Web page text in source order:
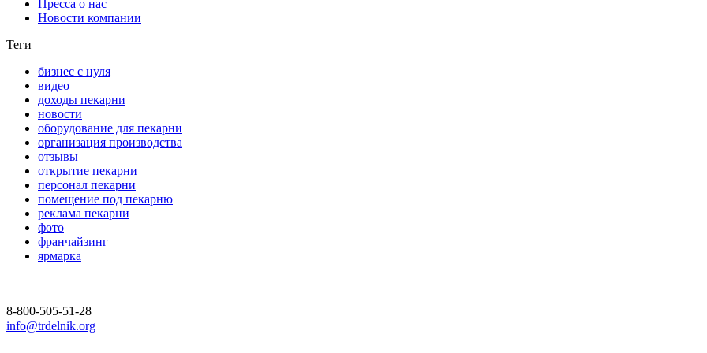
Пресса о нас
Новости компании
Теги
бизнес с нуля
видео
доходы пекарни
новости
оборудование для пекарни
организация производства
отзывы
открытие пекарни
персонал пекарни
помещение под пекарню
реклама пекарни
фото
франчайзинг
ярмарка
8-800-505-51-28
info@trdelnik.org